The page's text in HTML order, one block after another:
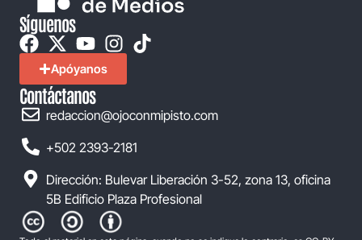
Síguenos
Apóyanos
Contáctanos
redaccion@ojoconmipisto.com
+502 2393-2181
Dirección: Bulevar Liberación 3-52, zona 13, oficina
5B Edificio Plaza Profesional